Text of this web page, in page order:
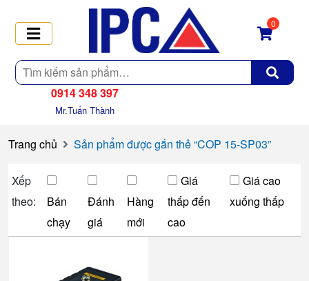
Tìm
kiếm
0
0914 348 397
Mr.Tuấn Thành
Trang chủ Sản phẩm được gắn thẻ “COP 15-SP03”
Xếp
theo:
Bán
chạy
Đánh
giá
Hàng
mới
Giá
thấp đến
cao
Giá cao
xuống thấp